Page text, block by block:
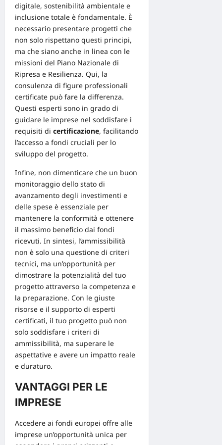
digitale, sostenibilità ambientale e
inclusione totale è fondamentale. È
necessario presentare progetti che
non solo rispettano questi principi,
ma che siano anche in linea con le
missioni del Piano Nazionale di
Ripresa e Resilienza. Qui, la
consulenza di figure professionali
certificate può fare la differenza.
Questi esperti sono in grado di
guidare le imprese nel soddisfare i
requisiti di certificazione, facilitando
l’accesso a fondi cruciali per lo
sviluppo del progetto.
Infine, non dimenticare che un buon
monitoraggio dello stato di
avanzamento degli investimenti e
delle spese è essenziale per
mantenere la conformità e ottenere
il massimo beneficio dai fondi
ricevuti. In sintesi, l’ammissibilità
non è solo una questione di criteri
tecnici, ma un’opportunità per
dimostrare la potenzialità del tuo
progetto attraverso la competenza e
la preparazione. Con le giuste
risorse e il supporto di esperti
certificati, il tuo progetto può non
solo soddisfare i criteri di
ammissibilità, ma superare le
aspettative e avere un impatto reale
e duraturo.
VANTAGGI PER LE
IMPRESE
Accedere ai fondi europei offre alle
imprese un’opportunità unica per